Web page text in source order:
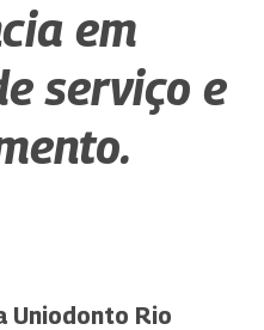
em
serviço e
Uniodonto Rio